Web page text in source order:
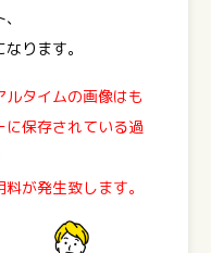
ります。
タイムの画像はも
保存されている過
が発生致します。